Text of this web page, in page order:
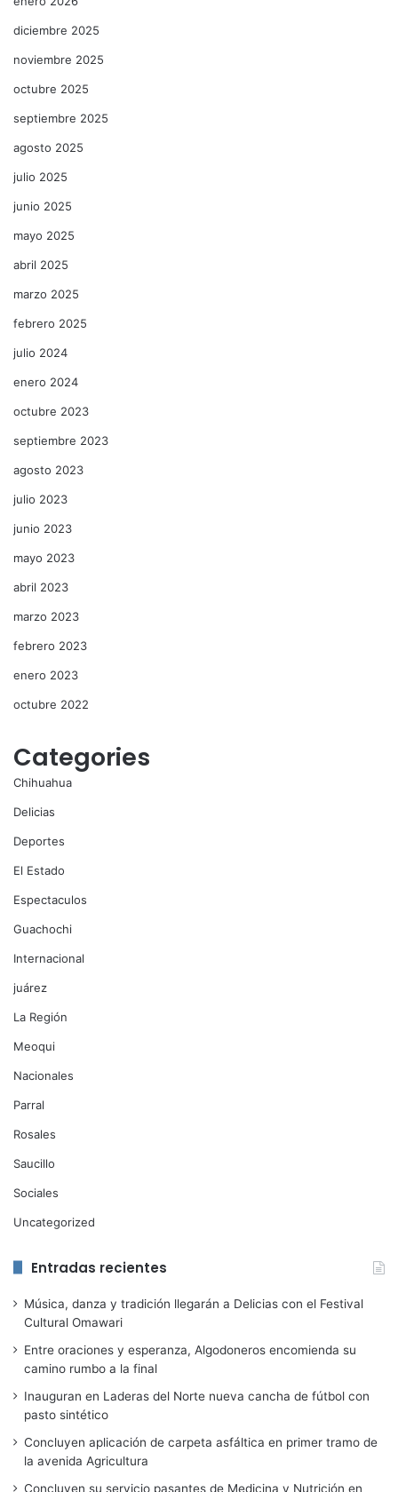
diciembre 2025
noviembre 2025
octubre 2025
septiembre 2025
agosto 2025
julio 2025
junio 2025
mayo 2025
abril 2025
marzo 2025
febrero 2025
julio 2024
enero 2024
octubre 2023
septiembre 2023
agosto 2023
julio 2023
junio 2023
mayo 2023
abril 2023
marzo 2023
febrero 2023
enero 2023
octubre 2022
Categories
Chihuahua
Delicias
Deportes
El Estado
Espectaculos
Guachochi
Internacional
juárez
La Región
Meoqui
Nacionales
Parral
Rosales
Saucillo
Sociales
Uncategorized
Entradas recientes
Música, danza y tradición llegarán a Delicias con el Festival
Cultural Omawari
Entre oraciones y esperanza, Algodoneros encomienda su
camino rumbo a la final
Inauguran en Laderas del Norte nueva cancha de fútbol con
pasto sintético
Concluyen aplicación de carpeta asfáltica en primer tramo de
la avenida Agricultura
Concluyen su servicio pasantes de Medicina y Nutrición en